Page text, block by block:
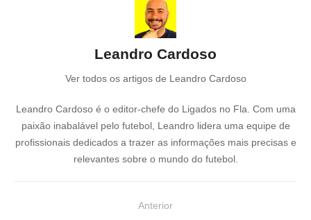
Leandro Cardoso
Ver todos os artigos de Leandro Cardoso
Leandro Cardoso é o editor-chefe do Ligados no Fla. Com uma
paixão inabalável pelo futebol, Leandro lidera uma equipe de
profissionais dedicados a trazer as informações mais precisas e
relevantes sobre o mundo do futebol.
Anterior